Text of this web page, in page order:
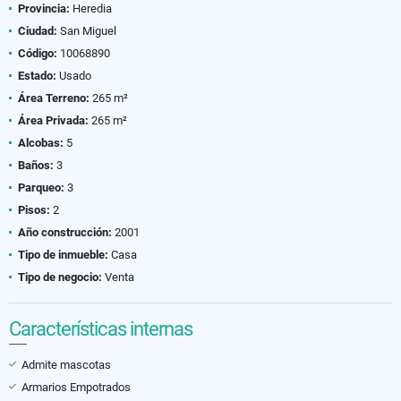
Provincia: Heredia
Ciudad: San Miguel
Código: 10068890
Estado: Usado
Área Terreno: 265 m²
Área Privada: 265 m²
Alcobas: 5
Baños: 3
Parqueo: 3
Pisos: 2
Año construcción: 2001
Tipo de inmueble: Casa
Tipo de negocio: Venta
Características internas
Admite mascotas
Armarios Empotrados